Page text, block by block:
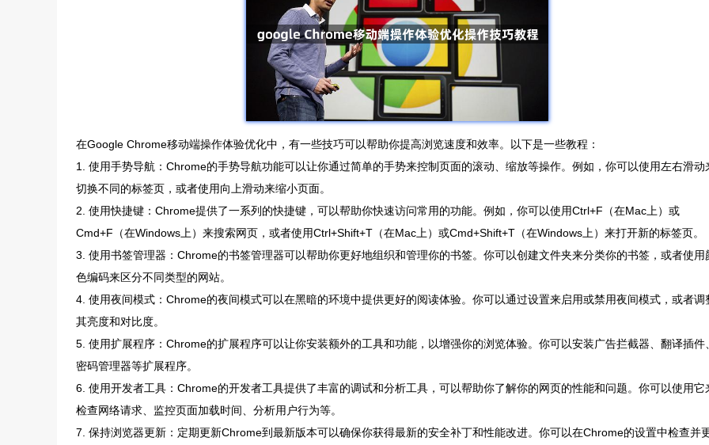
在Google Chrome移动端操作体验优化中，有一些技巧可以帮助你提高浏览速度和效率。以下是一些教程：
1. 使用手势导航：Chrome的手势导航功能可以让你通过简单的手势来控制页面的滚动、缩放等操作。例如，你可以使用左右滑动
切换不同的标签页，或者使用向上滑动来缩小页面。
2. 使用快捷键：Chrome提供了一系列的快捷键，可以帮助你快速访问常用的功能。例如，你可以使用Ctrl+F（在Mac上）或
Cmd+F（在Windows上）来搜索网页，或者使用Ctrl+Shift+T（在Mac上）或Cmd+Shift+T（在Windows上）来打开新的标签页。
3. 使用书签管理器：Chrome的书签管理器可以帮助你更好地组织和管理你的书签。你可以创建文件夹来分类你的书签，或者使用
色编码来区分不同类型的网站。
4. 使用夜间模式：Chrome的夜间模式可以在黑暗的环境中提供更好的阅读体验。你可以通过设置来启用或禁用夜间模式，或者调
其亮度和对比度。
5. 使用扩展程序：Chrome的扩展程序可以让你安装额外的工具和功能，以增强你的浏览体验。你可以安装广告拦截器、翻译插件
密码管理器等扩展程序。
6. 使用开发者工具：Chrome的开发者工具提供了丰富的调试和分析工具，可以帮助你了解你的网页的性能和问题。你可以使用它
检查网络请求、监控页面加载时间、分析用户行为等。
7. 保持浏览器更新：定期更新Chrome到最新版本可以确保你获得最新的安全补丁和性能改进。你可以在Chrome的设置中检查并